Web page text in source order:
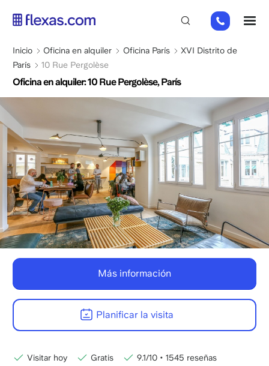
principal
01
82
88
Sobrescribir
enlaces
de
la
navegación
Inicio Oficina en alquiler Oficina París
XVI Distrito de
París
10 Rue Pergolèse
Oficina en alquiler: 10 Rue Pergolèse, París
Más información
Planificar la visita
Visitar hoy Gratis 9.1/10 • 1545 reseñas